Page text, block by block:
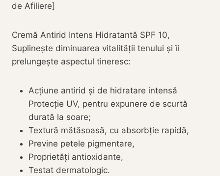
de Afiliere]
Cremă Antirid Intens Hidratantă SPF 10,
Suplineşte diminuarea vitalităţii tenului și îi
prelungește aspectul tineresc:
Acțiune antirid și de hidratare intensă
Protecție UV, pentru expunere de scurtă
durată la soare;
Textură mătăsoasă, cu absorbție rapidă,
Previne petele pigmentare,
Proprietăți antioxidante,
Testat dermatologic.